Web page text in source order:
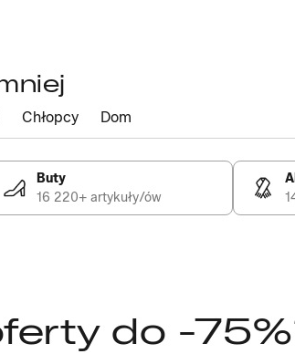
Chłopcy Dom
Buty
16 220+ artykuły/ów
do -